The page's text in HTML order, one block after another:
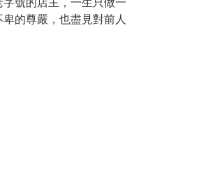
的尊嚴，也盡見對前人